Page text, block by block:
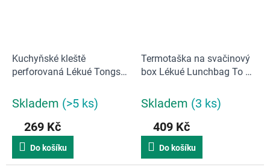
Kuchyňské kleště
perforovaná Lékué Tongs |
Skladem (>5 ks)
269 Kč
Do košíku
Termotaška na svačinový
box Lékué Lunchbag To Go
Skladem (3 ks)
409 Kč
Do košíku